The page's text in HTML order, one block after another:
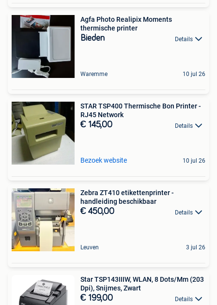
Agfa Photo Realipix Moments
thermische printer
Bieden Details
Waremme 10 jul 26
STAR TSP400 Thermische Bon Printer -
RJ45 Network
€ 145,00 Details
Bezoek website 10 jul 26
Zebra ZT410 etikettenprinter -
handleiding beschikbaar
€ 450,00 Details
Leuven 3 jul 26
Star TSP143IIIW, WLAN, 8 Dots/Mm (203
Dpi), Snijmes, Zwart
€ 199,00 Details